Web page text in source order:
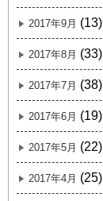
2017年9月 (13)
2017年8月 (33)
2017年7月 (38)
2017年6月 (19)
2017年5月 (22)
2017年4月 (25)